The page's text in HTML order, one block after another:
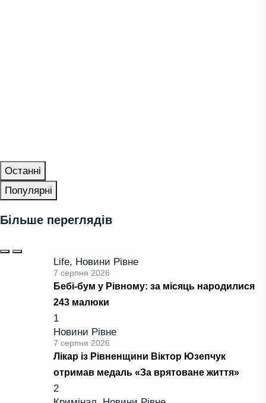
Останні
Популярні
Більше переглядів
Life, Новини Рівне
7 серпня 2026
Бебі-бум у Рівному: за місяць народилися
243 малюки
1
Новини Рівне
7 серпня 2026
Лікар із Рівненщини Віктор Юзепчук
отримав медаль «За врятоване життя»
2